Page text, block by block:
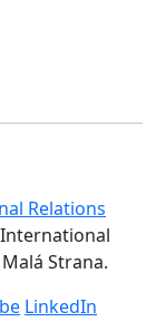
Relations
Strana.
LinkedIn